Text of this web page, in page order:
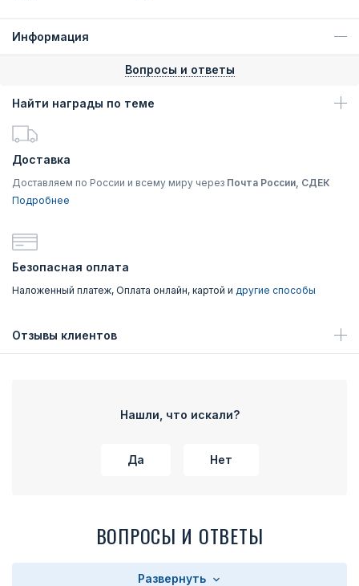
Информация
Вопросы и ответы
Найти награды по теме
Доставка
Доставляем по России и всему миру через Почта России, СДЕК
Подробнее
Безопасная оплата
Наложенный платеж, Оплата онлайн, картой и другие способы
Отзывы клиентов
Нашли, что искали?
Да Нет
ВОПРОСЫ И ОТВЕТЫ
Развернуть